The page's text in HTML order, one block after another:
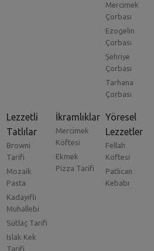
Mercimek
Çorbası
Ezogelin
Çorbası
Şehriye
Çorbası
Tarhana
Çorbası
Lezzetli
Tatlılar
Browni
Tarifi
Mozaik
Pasta
Kadayıflı
Muhallebi
Sütlaç Tarifi
Islak Kek
Tarifi
İkramlıklar
Mercimek
Köftesi
Ekmek
Pizza Tarifi
Yöresel
Lezzetler
Fellah
Köftesi
Patlıcan
Kebabı